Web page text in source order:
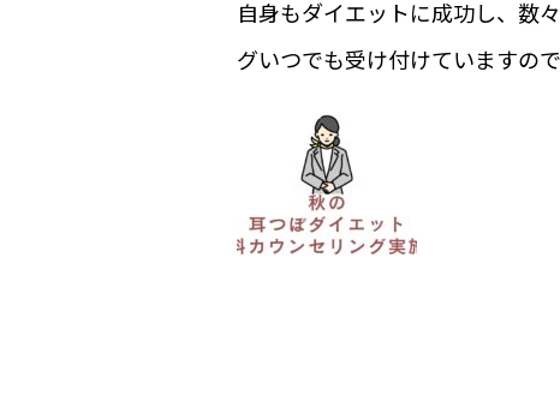
自身もダイエットに成功し、数
グいつでも受け付けていますの